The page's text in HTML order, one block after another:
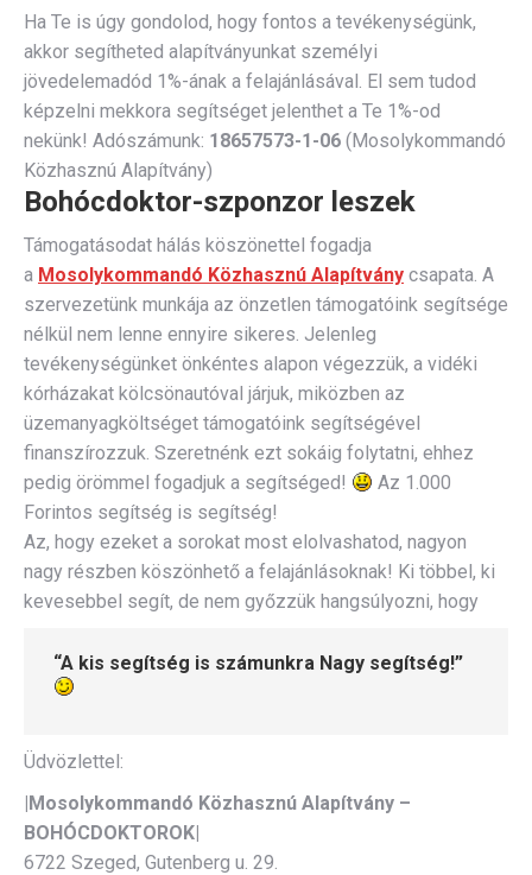
Ha Te is úgy gondolod, hogy fontos a tevékenységünk,
akkor segítheted alapítványunkat személyi
jövedelemadód 1%-ának a felajánlásával. El sem tudod
képzelni mekkora segítséget jelenthet a Te 1%-od
nekünk! Adószámunk: 18657573-1-06 (Mosolykommandó
Közhasznú Alapítvány)
Bohócdoktor-szponzor leszek
Támogatásodat hálás köszönettel fogadja
a Mosolykommandó Közhasznú Alapítvány csapata. A
szervezetünk munkája az önzetlen támogatóink segítsége
nélkül nem lenne ennyire sikeres. Jelenleg
tevékenységünket önkéntes alapon végezzük, a vidéki
kórházakat kölcsönautóval járjuk, miközben az
üzemanyagköltséget támogatóink segítségével
finanszírozzuk. Szeretnénk ezt sokáig folytatni, ehhez
pedig örömmel fogadjuk a segítséged!
Az 1.000
Forintos segítség is segítség!
Az, hogy ezeket a sorokat most elolvashatod, nagyon
nagy részben köszönhető a felajánlásoknak! Ki többel, ki
kevesebbel segít, de nem győzzük hangsúlyozni, hogy
“A kis segítség is számunkra Nagy segítség!”
Üdvözlettel:
|Mosolykommandó Közhasznú Alapítvány –
BOHÓCDOKTOROK|
6722 Szeged, Gutenberg u. 29.